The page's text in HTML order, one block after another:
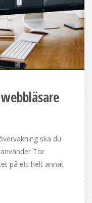
ska du
Tor
på ett helt annat